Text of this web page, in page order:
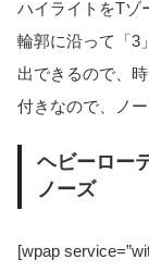
ハイライトをTゾ
輪郭に沿って「3
出できるので、
付きなので、ノ
ヘビーロー
ノーズ
[wpap